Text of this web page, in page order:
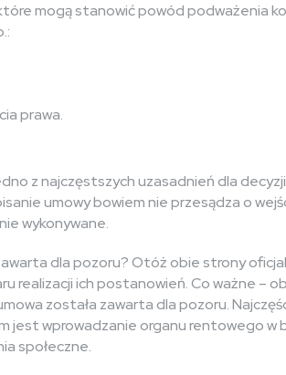
mogą stanowić powód podważenia
prawa.
z najczęstszych uzasadnień dla
umowy bowiem nie przesądza o
wykonywane.
dla pozoru? Otóż obie strony
realizacji ich postanowień. Co ważne –
została zawarta dla pozoru.
jest wprowadzanie organu rentowego w
społeczne.